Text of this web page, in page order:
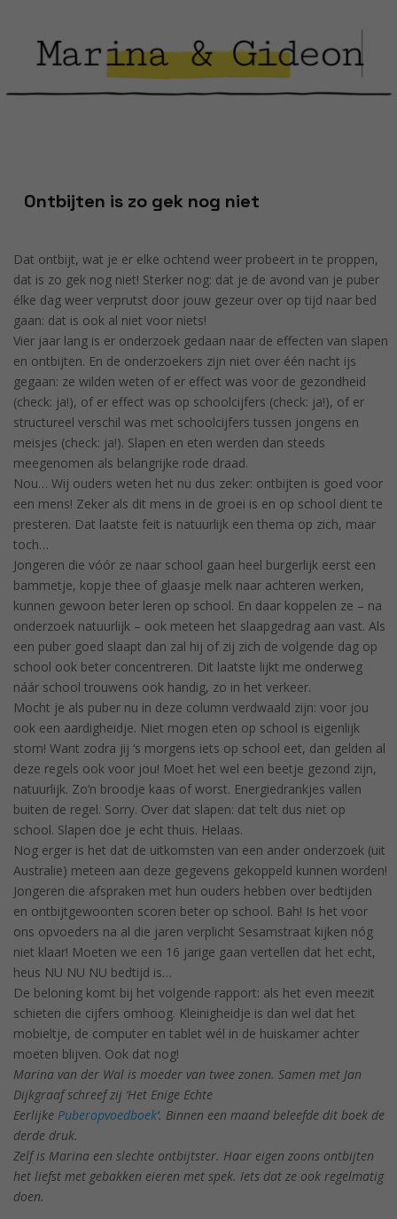
Ontbijten is zo gek nog niet
Dat ontbijt, wat je er elke ochtend weer probeert in te proppen,
dat is zo gek nog niet! Sterker nog: dat je de avond van je puber
élke dag weer verprutst door jouw gezeur over op tijd naar bed
gaan: dat is ook al niet voor niets!
Vier jaar lang is er onderzoek gedaan naar de effecten van slapen
en ontbijten. En de onderzoekers zijn niet over één nacht ijs
gegaan: ze wilden weten of er effect was voor de gezondheid
(check: ja!), of er effect was op schoolcijfers (check: ja!), of er
structureel verschil was met schoolcijfers tussen jongens en
meisjes (check: ja!). Slapen en eten werden dan steeds
meegenomen als belangrijke rode draad.
Nou… Wij ouders weten het nu dus zeker: ontbijten is goed voor
een mens! Zeker als dit mens in de groei is en op school dient te
presteren. Dat laatste feit is natuurlijk een thema op zich, maar
toch…
Jongeren die vóór ze naar school gaan heel burgerlijk eerst een
bammetje, kopje thee of glaasje melk naar achteren werken,
kunnen gewoon beter leren op school. En daar koppelen ze – na
onderzoek natuurlijk – ook meteen het slaapgedrag aan vast. Als
een puber goed slaapt dan zal hij of zij zich de volgende dag op
school ook beter concentreren. Dit laatste lijkt me onderweg
náár school trouwens ook handig, zo in het verkeer.
Mocht je als puber nu in deze column verdwaald zijn: voor jou
ook een aardigheidje. Niet mogen eten op school is eigenlijk
stom! Want zodra jij ‘s morgens iets op school eet, dan gelden al
deze regels ook voor jou! Moet het wel een beetje gezond zijn,
natuurlijk. Zo’n broodje kaas of worst. Energiedrankjes vallen
buiten de regel. Sorry. Over dat slapen: dat telt dus niet op
school. Slapen doe je echt thuis. Helaas.
Nog erger is het dat de uitkomsten van een ander onderzoek (uit
Australie) meteen aan deze gegevens gekoppeld kunnen worden!
Jongeren die afspraken met hun ouders hebben over bedtijden
en ontbijtgewoonten scoren beter op school. Bah! Is het voor
ons opvoeders na al die jaren verplicht Sesamstraat kijken nóg
niet klaar! Moeten we een 16 jarige gaan vertellen dat het echt,
heus NU NU NU bedtijd is…
De beloning komt bij het volgende rapport: als het even meezit
schieten die cijfers omhoog. Kleinigheidje is dan wel dat het
mobieltje, de computer en tablet wél in de huiskamer achter
moeten blijven. Ook dat nog!
Marina van der Wal is moeder van twee zonen. Samen met Jan
Dijkgraaf schreef zij ‘Het Enige Echte
Eerlijke Puberopvoedboek‘. Binnen een maand beleefde dit boek de
derde druk.
Zelf is Marina een slechte ontbijtster. Haar eigen zoons ontbijten
het liefst met gebakken eieren met spek. Iets dat ze ook regelmatig
doen.